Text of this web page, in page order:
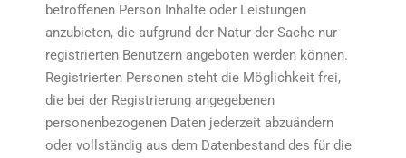
betroffenen Person Inhalte oder Leistungen
anzubieten, die aufgrund der Natur der Sache nur
registrierten Benutzern angeboten werden können.
Registrierten Personen steht die Möglichkeit frei,
die bei der Registrierung angegebenen
personenbezogenen Daten jederzeit abzuändern
oder vollständig aus dem Datenbestand des für die